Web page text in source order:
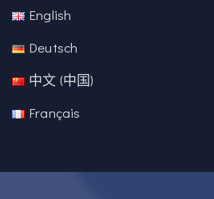
English
Deutsch
中文 (中国)
Français